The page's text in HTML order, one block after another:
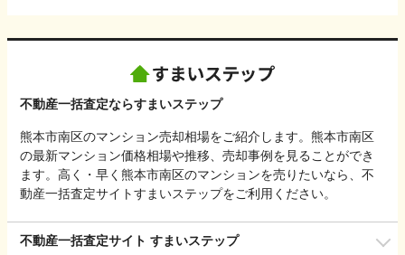
不動産一括査定ならすまいステップ
熊本市南区のマンション売却相場をご紹介します。熊本市南区
の最新マンション価格相場や推移、売却事例を見ることができ
ます。高く・早く熊本市南区のマンションを売りたいなら、不
動産一括査定サイトすまいステップをご利用ください。
不動産一括査定サイト すまいステップ